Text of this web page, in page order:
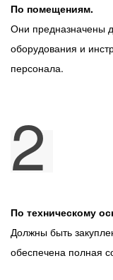
По помещениям.
Они предназначены
оборудования и
персонала.
2
По техническому
Должны быть
обеспечена полная